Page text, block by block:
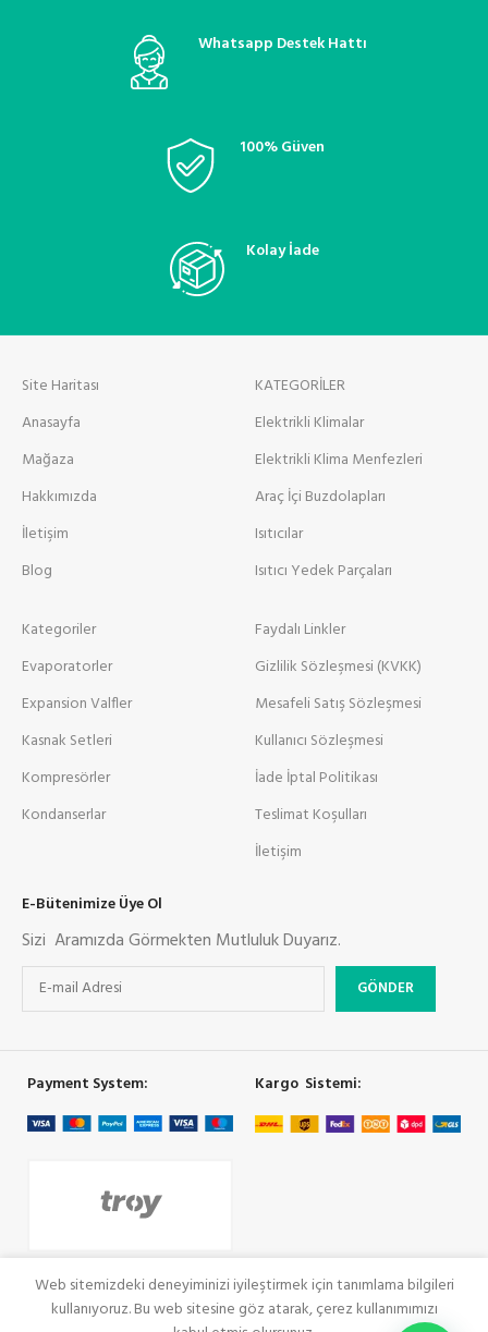
Whatsapp Destek Hattı
100% Güven
Kolay İade
Site Haritası
Anasayfa
Mağaza
Hakkımızda
İletişim
Blog
KATEGORİLER
Elektrikli Klimalar
Elektrikli Klima Menfezleri
Araç İçi Buzdolapları
Isıtıcılar
Isıtıcı Yedek Parçaları
Kategoriler
Evaporatorler
Expansion Valfler
Kasnak Setleri
Kompresörler
Kondanserlar
Faydalı Linkler
Gizlilik Sözleşmesi (KVKK)
Mesafeli Satış Sözleşmesi
Kullanıcı Sözleşmesi
İade İptal Politikası
Teslimat Koşulları
İletişim
E-Bütenimize Üye Ol
Sizi Aramızda Görmekten Mutluluk Duyarız.
Payment System: Kargo Sistemi:
Sosyal Link
Web sitemizdeki deneyiminizi iyileştirmek için tanımlama bilgileri
kullanıyoruz. Bu web sitesine göz atarak, çerez kullanımımızı